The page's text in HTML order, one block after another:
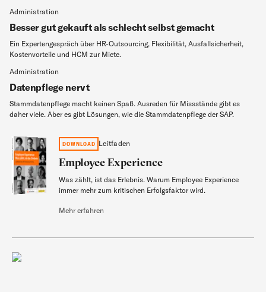
Administration
Besser gut gekauft als schlecht selbst gemacht
Ein Expertengespräch über HR-Outsourcing, Flexibilität, Ausfallsicherheit,
Kostenvorteile und HCM zur Miete.
Administration
Datenpflege nervt
Stammdatenpflege macht keinen Spaß. Ausreden für Missstände gibt es
daher viele. Aber es gibt Lösungen, wie die Stammdatenpflege der SAP.
Leitfaden
Employee Experience DOWNLOAD Leitfaden
Employee Experience
Was zählt, ist das Erlebnis. Warum Employee Experience
immer mehr zum kritischen Erfolgsfaktor wird.
Mehr erfahren